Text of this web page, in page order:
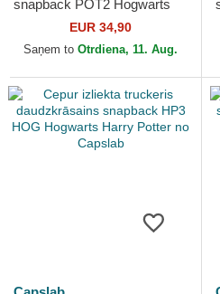
snapback POT2 Hogwarts
Harry Potter no Capslab
EUR 34,90
Saņem to Otrdiena, 11. Aug.